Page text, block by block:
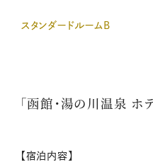
スタンダードルームB
「函館・湯の川温泉 ホ
【宿泊内容】